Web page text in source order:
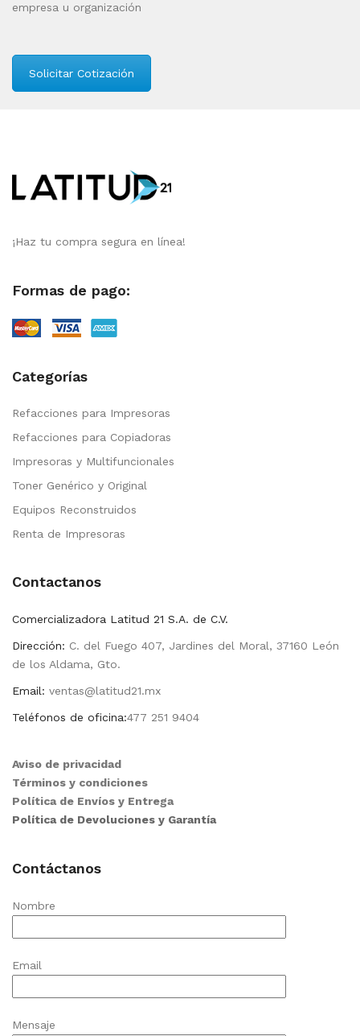
empresa u organización
Solicitar Cotización
¡Haz tu compra segura en línea!
Formas de pago:
Categorías
Refacciones para Impresoras
Refacciones para Copiadoras
Impresoras y Multifuncionales
Toner Genérico y Original
Equipos Reconstruidos
Renta de Impresoras
Contactanos
Comercializadora Latitud 21 S.A. de C.V.
Dirección: C. del Fuego 407, Jardines del Moral, 37160 León
de los Aldama, Gto.
Email: ventas@latitud21.mx
Teléfonos de oficina:477 251 9404
Aviso de privacidad
Términos y condiciones
Política de Envíos y Entrega
Política de Devoluciones y Garantía
Contáctanos
Nombre
Email
Mensaje